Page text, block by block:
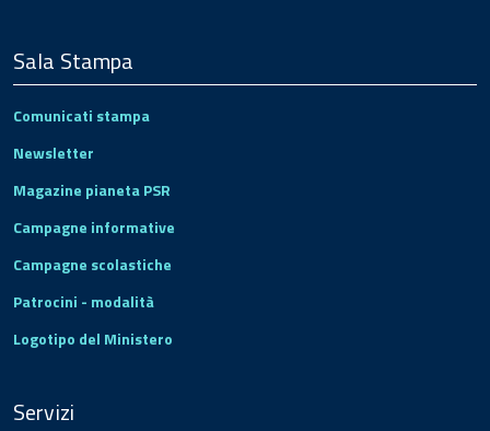
Sala Stampa
Comunicati stampa
Newsletter
Magazine pianeta PSR
Campagne informative
Campagne scolastiche
Patrocini - modalità
Logotipo del Ministero
Servizi